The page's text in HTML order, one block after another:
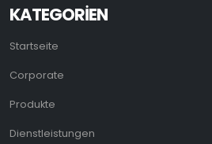
KATEGORIEN
Startseite
Corporate
Produkte
Dienstleistungen